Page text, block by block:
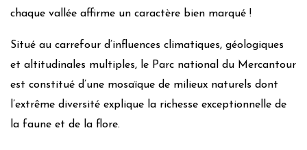
chaque vallée affirme un caractère bien marqué !
Situé au carrefour d’influences climatiques, géologiques
et altitudinales multiples, le Parc national du Mercantour
est constitué d’une mosaïque de milieux naturels dont
l’extrême diversité explique la richesse exceptionnelle de
la faune et de la flore.